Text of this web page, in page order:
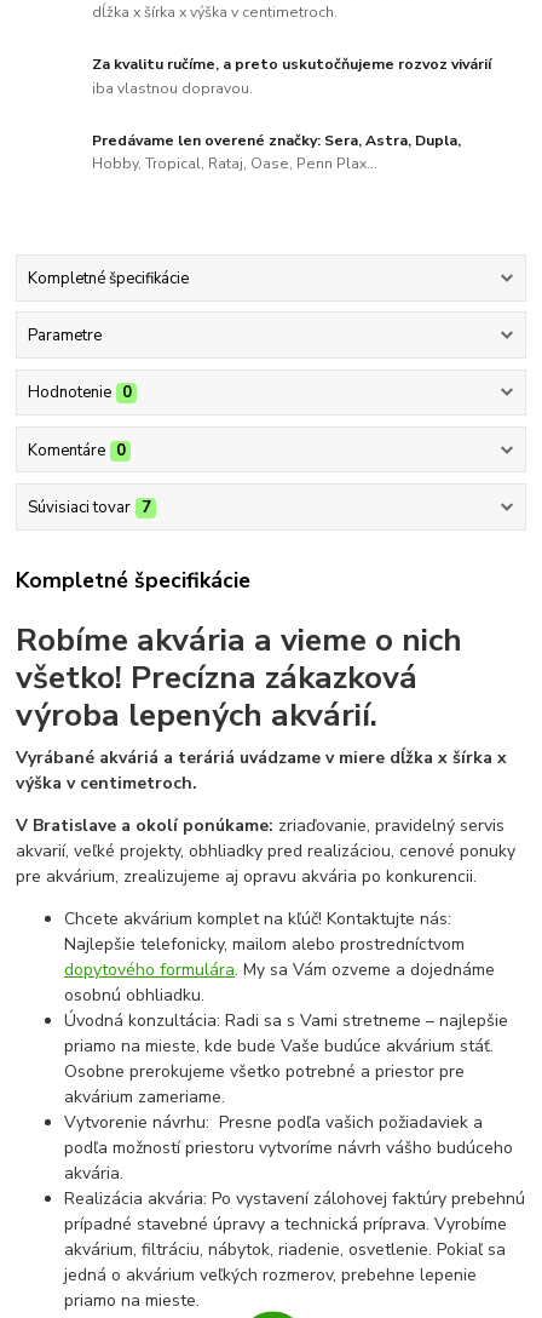
dĺžka x šírka x výška v centimetroch.
Za kvalitu ručíme, a preto uskutočňujeme rozvoz vivárií
iba vlastnou dopravou.
Predávame len overené značky: Sera, Astra, Dupla,
Hobby, Tropical, Rataj, Oase, Penn Plax...
Kompletné špecifikácie
Parametre
Hodnotenie 0
Komentáre 0
Súvisiaci tovar 7
Kompletné špecifikácie
Robíme akvária a vieme o nich
všetko! Precízna zákazková
výroba lepených akvárií.
Vyrábané akváriá a teráriá uvádzame v miere dĺžka x šírka x
výška v centimetroch.
V Bratislave a okolí ponúkame: zriaďovanie, pravidelný servis
akvarií, veľké projekty, obhliadky pred realizáciou, cenové ponuky
pre akvárium, zrealizujeme aj opravu akvária po konkurencii.
Chcete akvárium komplet na kľúč! Kontaktujte nás:
Najlepšie telefonicky, mailom alebo prostredníctvom
dopytového formulára. My sa Vám ozveme a dojednáme
osobnú obhliadku.
Úvodná konzultácia: Radi sa s Vami stretneme – najlepšie
priamo na mieste, kde bude Vaše budúce akvárium stáť.
Osobne prerokujeme všetko potrebné a priestor pre
akvárium zameriame.
Vytvorenie návrhu: Presne podľa vašich požiadaviek a
podľa možností priestoru vytvoríme návrh vášho budúceho
akvária.
Realizácia akvária: Po vystavení zálohovej faktúry prebehnú
prípadné stavebné úpravy a technická príprava. Vyrobíme
akvárium, filtráciu, nábytok, riadenie, osvetlenie. Pokiaľ sa
jedná o akvárium veľkých rozmerov, prebehne lepenie
priamo na mieste.